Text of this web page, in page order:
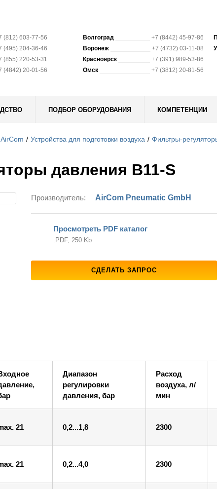
(812) 603-77-56
(495) 204-36-46
(855) 220-53-31
(4842) 20-01-56
Волгоград
+7 (8442) 45-97-86
Воронеж
+7 (4732) 03-11-08
Красноярск
+7 (391) 989-53-86
Омск
+7 (3812) 20-81-56
ПОДБОР ОБОРУДОВАНИЯ КОМПЕТЕНЦИИ
Устройства для подготовки воздуха Фильтры-
давления B11-S
Производитель: AirCom Pneumatic GmbH
Просмотреть PDF каталог
.PDF, 250 Kb
СДЕЛАТЬ ЗАПРОС
Диапазон
регулировки
давления, бар
Расход
воздуха, л/
мин
21 0,2...1,8 2300
21 0,2...4,0 2300